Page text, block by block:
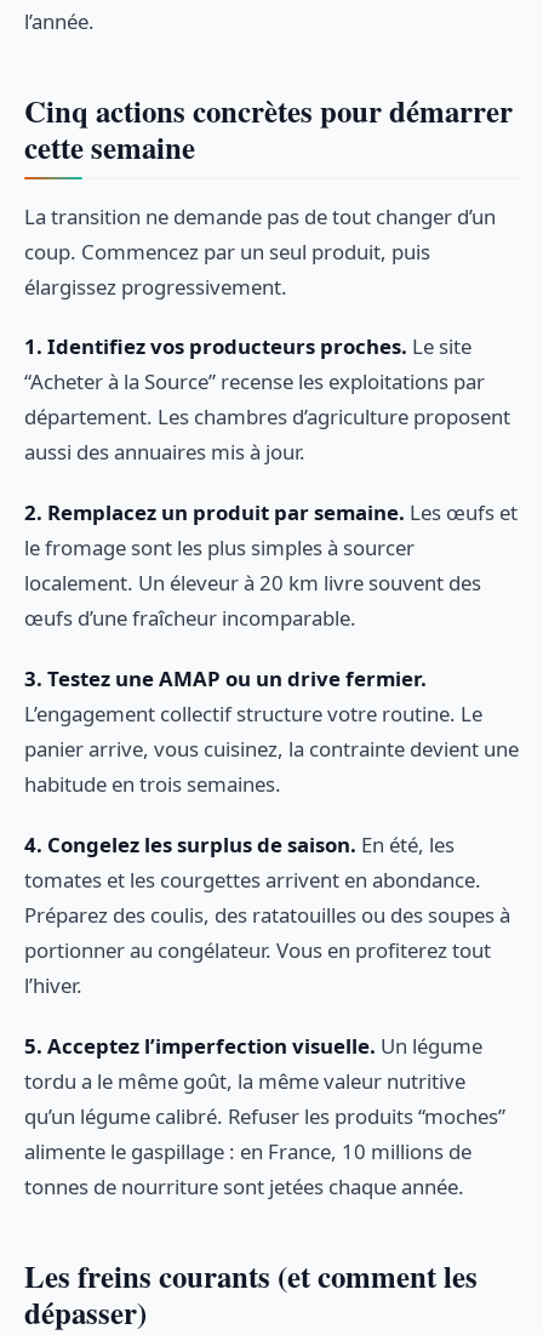
l’année.
Cinq actions concrètes pour démarrer
cette semaine
La transition ne demande pas de tout changer d’un
coup. Commencez par un seul produit, puis
élargissez progressivement.
1. Identifiez vos producteurs proches. Le site
“Acheter à la Source” recense les exploitations par
département. Les chambres d’agriculture proposent
aussi des annuaires mis à jour.
2. Remplacez un produit par semaine. Les œufs et
le fromage sont les plus simples à sourcer
localement. Un éleveur à 20 km livre souvent des
œufs d’une fraîcheur incomparable.
3. Testez une AMAP ou un drive fermier.
L’engagement collectif structure votre routine. Le
panier arrive, vous cuisinez, la contrainte devient une
habitude en trois semaines.
4. Congelez les surplus de saison. En été, les
tomates et les courgettes arrivent en abondance.
Préparez des coulis, des ratatouilles ou des soupes à
portionner au congélateur. Vous en profiterez tout
l’hiver.
5. Acceptez l’imperfection visuelle. Un légume
tordu a le même goût, la même valeur nutritive
qu’un légume calibré. Refuser les produits “moches”
alimente le gaspillage : en France, 10 millions de
tonnes de nourriture sont jetées chaque année.
Les freins courants (et comment les
dépasser)